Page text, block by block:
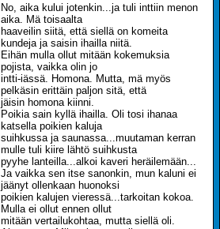
No, aika kului jotenkin...ja tuli inttiin menon
aika. Mä toisaalta
haaveilin siitä, että siellä on komeita
kundeja ja saisin ihailla niitä.
Eihän mulla ollut mitään kokemuksia
pojista, vaikka olin jo
intti-iässä. Homona. Mutta, mä myös
pelkäsin erittäin paljon sitä, että
jäisin homona kiinni.
Poikia sain kyllä ihailla. Oli tosi ihanaa
katsella poikien kaluja
suihkussa ja saunassa...muutaman kerran
mulle tuli kiire lähtö suihkusta
pyyhe lanteilla...alkoi kaveri heräilemään...
Ja vaikka sen itse sanonkin, mun kaluni ei
jäänyt ollenkaan huonoksi
poikien kalujen vieressä...tarkoitan kokoa.
Mulla ei ollut ennen ollut
mitään vertailukohtaa, mutta siellä oli.